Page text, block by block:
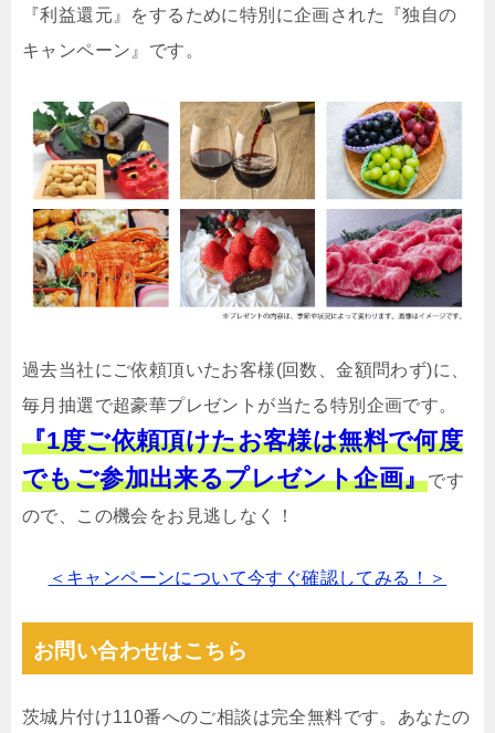
『利益還元』をするために特別に企画された『独自の
キャンペーン』です。
過去当社にご依頼頂いたお客様(回数、金額問わず)に、
毎月抽選で超豪華プレゼントが当たる特別企画です。
『1度ご依頼頂けたお客様は無料で何度
でもご参加出来るプレゼント企画』です
ので、この機会をお見逃しなく！
＜キャンペーンについて今すぐ確認してみる！＞
お問い合わせはこちら
茨城片付け110番へのご相談は完全無料です。あなたの